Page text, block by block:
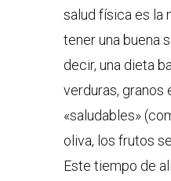
salud física es la
tener una buena
decir, una dieta
verduras, granos
«saludables»
oliva, los frutos
Este tiempo de